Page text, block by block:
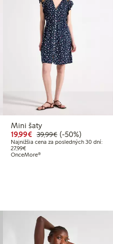
€
€
39,99 €
Mini šaty
19,99€ Zvýhodnená cena:
39,99€Bežná cena:
50% zľava
(-50%)
Najnižšia cena za posledných 30 dní:
27,99€Najnižšia cena za posledných 30
OnceMore®